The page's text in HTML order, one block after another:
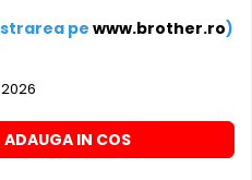
pe www.brother.ro)
ADAUGA IN COS